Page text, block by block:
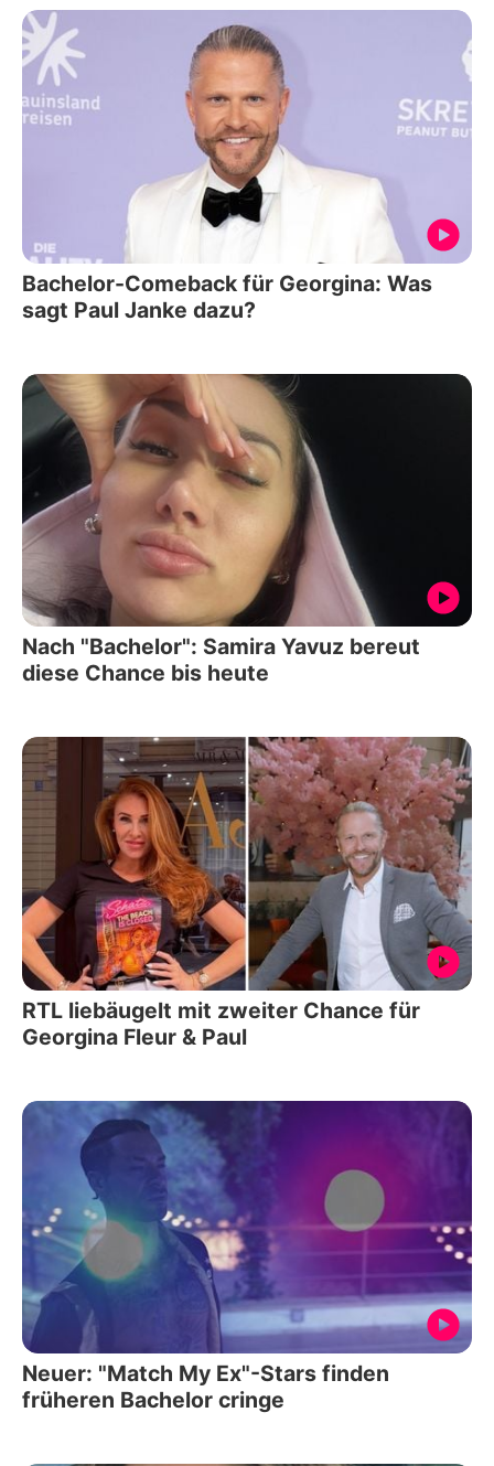
Bachelor-Comeback für Georgina: Was
sagt Paul Janke dazu?
Nach "Bachelor": Samira Yavuz bereut
diese Chance bis heute
RTL liebäugelt mit zweiter Chance für
Georgina Fleur & Paul
Neuer: "Match My Ex"-Stars finden
früheren Bachelor cringe